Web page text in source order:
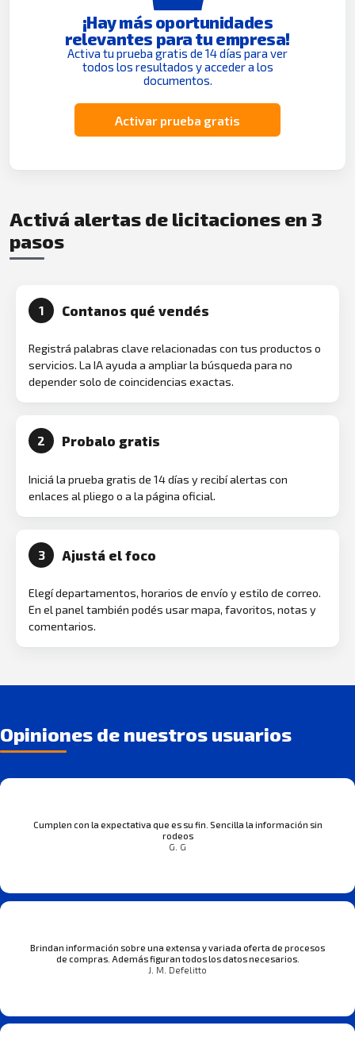
¡Hay más oportunidades
relevantes para tu empresa!
Activa tu prueba gratis de 14 días para ver
todos los resultados y acceder a los
documentos.
Activar prueba gratis
Activá alertas de licitaciones en 3
pasos
1 Contanos qué vendés
Registrá palabras clave relacionadas con tus productos o
servicios. La IA ayuda a ampliar la búsqueda para no
depender solo de coincidencias exactas.
2 Probalo gratis
Iniciá la prueba gratis de 14 días y recibí alertas con
enlaces al pliego o a la página oficial.
3 Ajustá el foco
Elegí departamentos, horarios de envío y estilo de correo.
En el panel también podés usar mapa, favoritos, notas y
comentarios.
Opiniones de nuestros usuarios
Cumplen con la expectativa que es su fin. Sencilla la información sin
rodeos
G. G
Brindan información sobre una extensa y variada oferta de procesos
de compras. Además figuran todos los datos necesarios.
J. M. Defelitto